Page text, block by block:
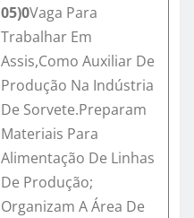
05)0Vaga Para
Trabalhar Em
Assis,Como Auxiliar De
Produção Na Indústria
De Sorvete.Preparam
Materiais Para
Alimentação De Linhas
De Produção;
Organizam A Área De